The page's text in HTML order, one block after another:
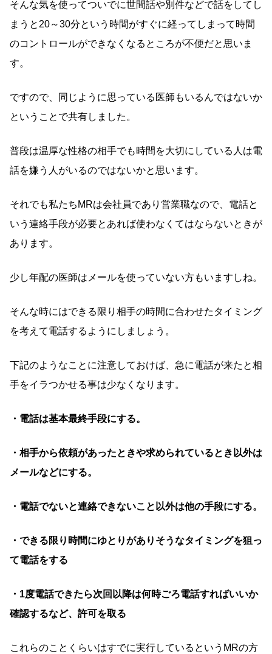
そんな気を使ってついでに世間話や別件などで話をしてし
まうと20～30分という時間がすぐに経ってしまって時間
のコントロールができなくなるところが不便だと思いま
す。
ですので、同じように思っている医師もいるんではないか
ということで共有しました。
普段は温厚な性格の相手でも時間を大切にしている人は電
話を嫌う人がいるのではないかと思います。
それでも私たちMRは会社員であり営業職なので、電話と
いう連絡手段が必要とあれば使わなくてはならないときが
あります。
少し年配の医師はメールを使っていない方もいますしね。
そんな時にはできる限り相手の時間に合わせたタイミング
を考えて電話するようにしましょう。
下記のようなことに注意しておけば、急に電話が来たと相
手をイラつかせる事は少なくなります。
・電話は基本最終手段にする。
・相手から依頼があったときや求められているとき以外は
メールなどにする。
・電話でないと連絡できないこと以外は他の手段にする。
・できる限り時間にゆとりがありそうなタイミングを狙っ
て電話をする
・1度電話できたら次回以降は何時ごろ電話すればいいか
確認するなど、許可を取る
これらのことくらいはすでに実行しているというMRの方